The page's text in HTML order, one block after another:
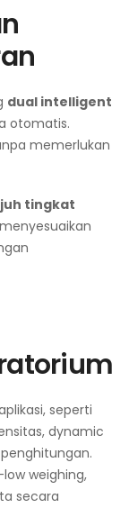
dual intelligent
otomatis.
memerlukan
tingkat
seperti
dynamic
weighing,
secara